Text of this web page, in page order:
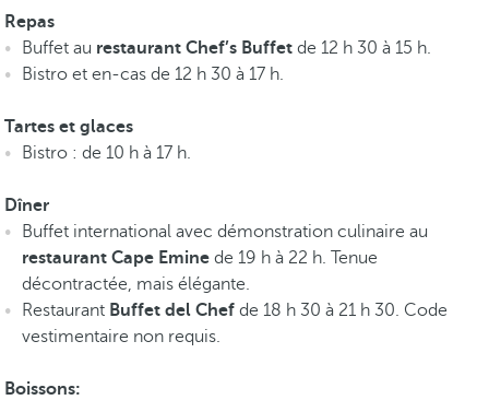
Repas
Buffet au restaurant Chef’s Buffet de 12 h 30 à 15 h.
Bistro et en-cas de 12 h 30 à 17 h.
Tartes et glaces
Bistro : de 10 h à 17 h.
Dîner
Buffet international avec démonstration culinaire au
restaurant Cape Emine de 19 h à 22 h. Tenue
décontractée, mais élégante.
Restaurant Buffet del Chef de 18 h 30 à 21 h 30. Code
vestimentaire non requis.
Boissons: